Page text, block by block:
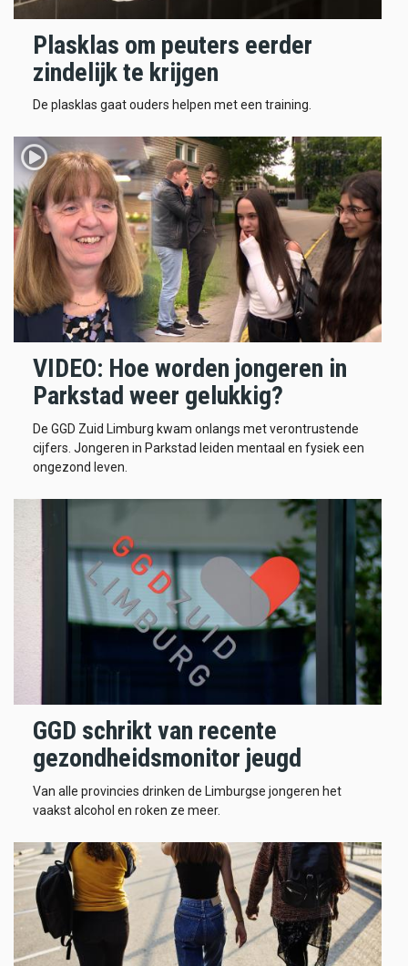
Plasklas om peuters eerder
zindelijk te krijgen
De plasklas gaat ouders helpen met een training.
VIDEO: Hoe worden jongeren in
Parkstad weer gelukkig?
De GGD Zuid Limburg kwam onlangs met verontrustende
cijfers. Jongeren in Parkstad leiden mentaal en fysiek een
ongezond leven.
GGD schrikt van recente
gezondheidsmonitor jeugd
Van alle provincies drinken de Limburgse jongeren het
vaakst alcohol en roken ze meer.